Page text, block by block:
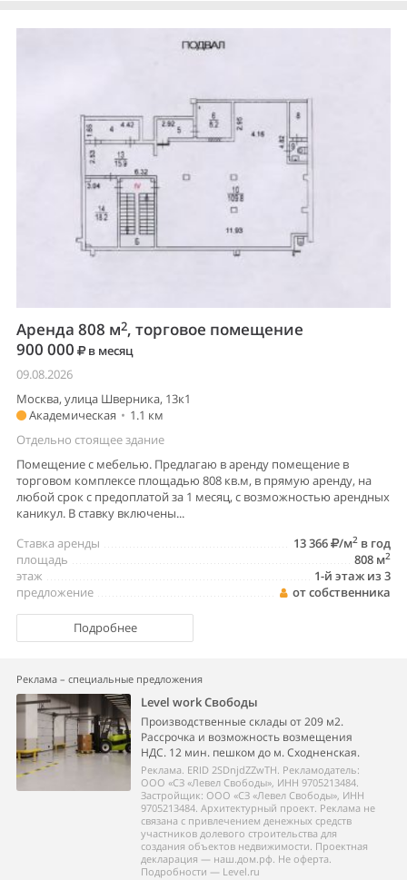
Аренда 808 м2, торговое помещение
900 000
в месяц
09.08.2026
Москва, улица Шверника, 13к1
Академическая • 1.1 км
Отдельно стоящее здание
Помещение с мебелью. Предлагаю в аренду помещение в
торговом комплексе площадью 808 кв.м, в прямую аренду, на
любой срок с предоплатой за 1 месяц, с возможностью арендных
каникул. В ставку включены...
13 366
/м2 в год
Ставка аренды
808 м2
площадь
1-й этаж из 3
этаж
от собственника
предложение
Подробнее
Реклама – специальные предложения
Level work Свободы
Производственные склады от 209 м2.
Рассрочка и возможность возмещения
НДС. 12 мин. пешком до м. Сходненская.
Реклама. ERID 2SDnjdZZwTH. Рекламодатель:
ООО «СЗ «Левел Свободы», ИНН 9705213484.
Застройщик: ООО «СЗ «Левел Свободы», ИНН
9705213484. Архитектурный проект. Реклама не
связана с привлечением денежных средств
участников долевого строительства для
создания объектов недвижимости. Проектная
декларация — наш.дом.рф. Не оферта.
Подробности — Level.ru